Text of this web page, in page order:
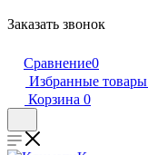
Заказать звонок
Сравнение0
Избранные товары
Корзина 0